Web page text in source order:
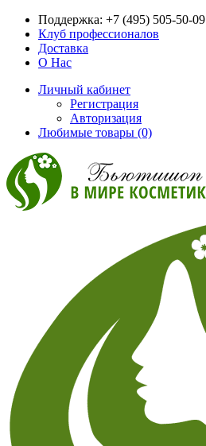
Поддержка: +7 (495) 505-50-09
Клуб профессионалов
Доставка
О Нас
Личный кабинет
Регистрация
Авторизация
Любимые товары (0)